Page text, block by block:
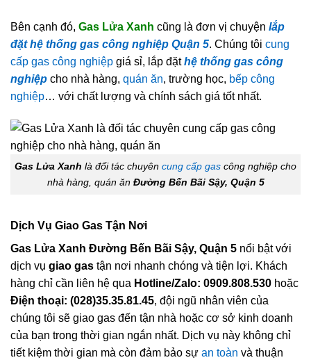
Bên cạnh đó, Gas Lửa Xanh cũng là đơn vị chuyện lắp
đặt hệ thống gas công nghiệp Quận 5. Chúng tôi cung
cấp gas công nghiệp giá sỉ, lắp đặthệ thống gas công
nghiệp cho nhà hàng, quán ăn, trường học, bếp công
nghiệp… với chất lượng và chính sách giá tốt nhất.
Gas Lửa Xanh là đối tác chuyên cung cấp gas công nghiệp cho
nhà hàng, quán ăn Đường Bến Bãi Sậy, Quận 5
Dịch Vụ Giao Gas Tận Nơi
Gas Lửa Xanh Đường Bến Bãi Sậy, Quận 5 nổi bật với
dịch vụ giao gas tận nơi nhanh chóng và tiện lợi. Khách
hàng chỉ cần liên hệ qua Hotline/Zalo: 0909.808.530 hoặc
Điện thoại: (028)35.35.81.45, đội ngũ nhân viên của
chúng tôi sẽ giao gas đến tận nhà hoặc cơ sở kinh doanh
của bạn trong thời gian ngắn nhất. Dịch vụ này không chỉ
tiết kiệm thời gian mà còn đảm bảo sự an toàn và thuận